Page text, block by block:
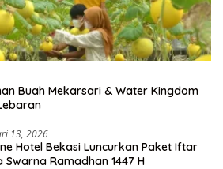
Buah Mekarsari & Water Kingdom
13, 2026
Hotel Bekasi Luncurkan Paket Iftar
Swarna Ramadhan 1447 H